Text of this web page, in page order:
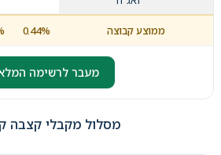
ממוצע קבוצה 0.44%
מעבר לרשימה
מסלול מקבלי קצבה